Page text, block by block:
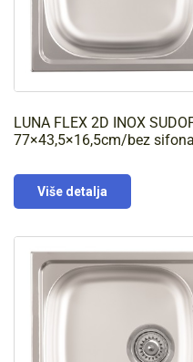
LUNA FLEX 2D INOX
77×43,5×16,5cm/bez
Više detalja